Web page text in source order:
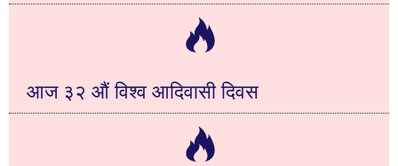
आज ३२ औं विश्व आदिवासी दिवस